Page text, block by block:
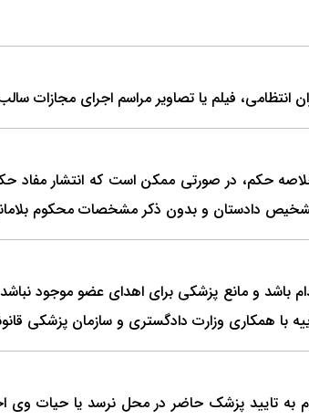
فیلم یا تصاویر مراسم اجرای مجازات
تشخیص دادستان و بدون ذکر مشخصات محکوم
و مانع پزشکی برای اهدای عضو موجود
با همکاری وزارت دادگستری و سازمان پزشکی
پزشک حاضر در محل نرسد یا حیات وی